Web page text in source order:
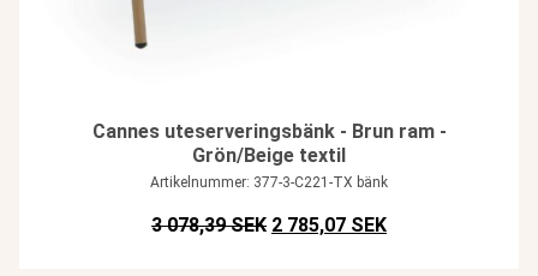
Cannes uteserveringsbänk - Brun ram -
Grön/Beige textil
Artikelnummer: 377-3-C221-TX bänk
3 078,39 SEK Det ursprungliga priset var:
2 785,07 SEKDet nuvarande